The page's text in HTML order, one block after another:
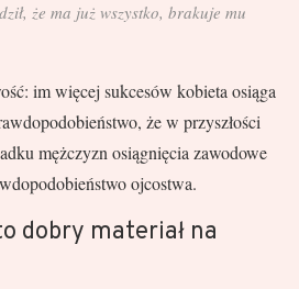
że ma już wszystko, brakuje mu
im więcej sukcesów kobieta osiąga
że w przyszłości
mężczyzn osiągnięcia zawodowe
ojcostwa.
dobry materiał na